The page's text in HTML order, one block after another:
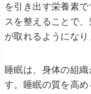
を引き出す栄養素
スを整えることで
が取れるようになり
睡眠は、身体の組
す。睡眠の質を高